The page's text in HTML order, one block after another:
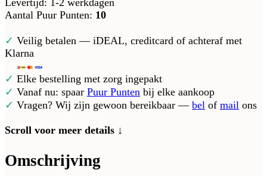
Levertijd: 1-2 werkdagen
Aantal Puur Punten: 10
✓ Veilig betalen — iDEAL, creditcard of achteraf met
Klarna
✓ Elke bestelling met zorg ingepakt
✓ Vanaf nu: spaar Puur Punten bij elke aankoop
✓ Vragen? Wij zijn gewoon bereikbaar — bel of mail ons
Scroll voor meer details ↓
Omschrijving